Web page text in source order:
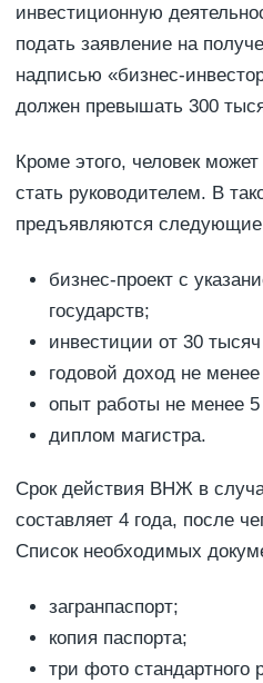
инвестиционную
подать заявление на
надписью «бизнес-
должен превышать 300
Кроме этого, человек
стать руководителем. В
предъявляются следующие
бизнес-проект с
государств;
инвестиции от 30
годовой доход не
опыт работы не менее 5
диплом магистра.
Срок действия ВНЖ в
составляет 4 года, после
Список необходимых
загранпаспорт;
копия паспорта;
три фото стандартного